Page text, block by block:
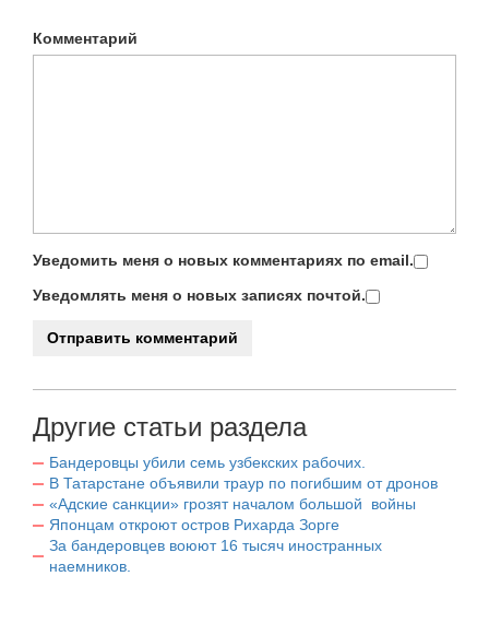
Комментарий
Уведомить меня о новых комментариях по email.
Уведомлять меня о новых записях почтой.
Другие статьи раздела
Бандеровцы убили семь узбекских рабочих.
В Татарстане объявили траур по погибшим от дронов
«Адские санкции» грозят началом большой войны
Японцам откроют остров Рихарда Зорге
За бандеровцев воюют 16 тысяч иностранных
наемников.